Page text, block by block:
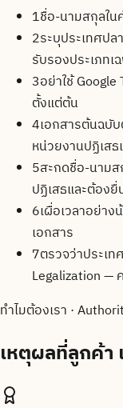
1ชื่อ-นามสกุลใ
2ระบุประเทศป
รับรองประเภทเ
3อย่าใช้
ตั้งแต่ต้น
4เอกสารต้นฉบั
หน่วยงานปฏิเส
5สะกดชื่อ-นาม
ปฏิเสธและต้องยื่
6เผื่อเวลาอย่า
เอกสาร
7ตรวจว่าประเ
Legalization —
ทำไมต้องเรา ·
เหตุผลที่ลูกค้า